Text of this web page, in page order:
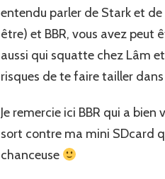
entendu parler de Stark et de
être) et BBR, vous avez peut
aussi qui squatte chez Lâm
risques de te faire tailler
Je remercie ici BBR qui a
sort contre ma mini SDcard
chanceuse